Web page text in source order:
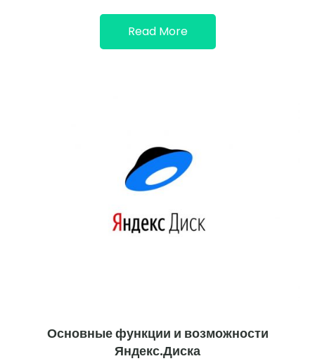
Read More
Основные функции и возможности
Яндекс.Диска